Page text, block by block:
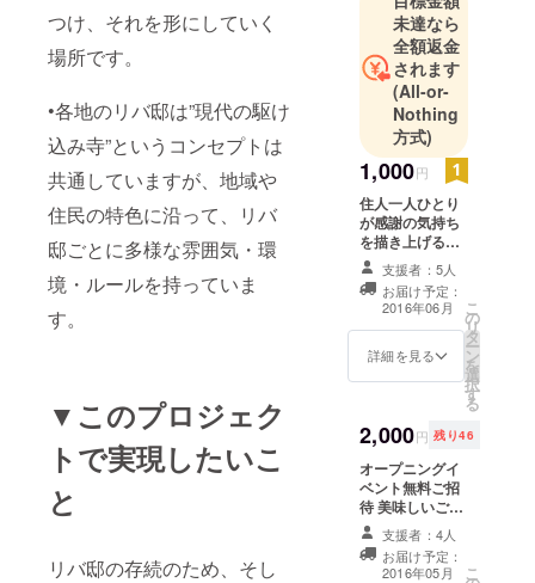
つけ、それを形にしていく
場所です。
•各地のリバ邸は”現代の駆け
込み寺”というコンセプトは
共通していますが、地域や
住民の特色に沿って、リバ
邸ごとに多様な雰囲気・環
境・ルールを持っていま
す。
▼このプロジェク
トで実現したいこ
と
リバ邸の存続のため、そし
•「世の中の
枠組みや空
気に苦しく
なった人た
ちが集まる
居場所であ
り、そこで
各自が何か
しら独自の
アウトプッ
トを追求す
る場所」と
いう意味で
•アウトプッ
トの内容は
自由で、
ジャンルも
規模も収益
の有無も問
未達なら
全額返金
されます
(All-or-
Nothing
方式)
1,000円
住人一人ひとり
が感謝の気持ち
を描き上げる直
筆習字のはがき
支援者：5人
お届け予定：
2016年06月
詳細を見る
こ
の
リ
タ
ー
ン
を
選
択
す
る
2,000円 残り46
オープニングイ
ベント無料ご招
待 美味しいご飯
とジュース飲み
放題食べ放題
支援者：4人
お届け予定：
2016年05月
こ